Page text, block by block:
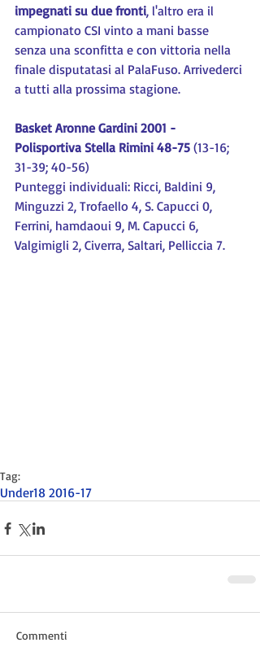
impegnati su due fronti, l'altro era il
campionato CSI vinto a mani basse
senza una sconfitta e con vittoria nella
finale disputatasi al PalaFuso. Arrivederci
a tutti alla prossima stagione.
Basket Aronne Gardini 2001 -
Polisportiva Stella Rimini 48-75 (13-16;
31-39; 40-56)
Punteggi individuali: Ricci, Baldini 9,
Minguzzi 2, Trofaello 4, S. Capucci 0,
Ferrini, hamdaoui 9, M. Capucci 6,
Valgimigli 2, Civerra, Saltari, Pelliccia 7.
Tag:
Under18 2016-17
Commenti